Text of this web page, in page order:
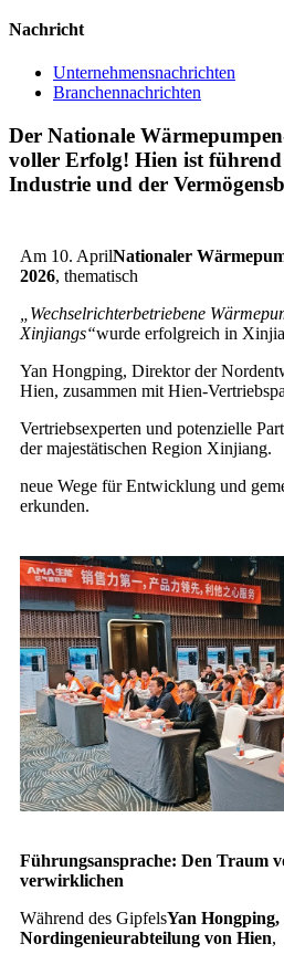
Nachricht
Unternehmensnachrichten
Branchennachrichten
Der Nationale
voller Erfolg! Hien ist
Industrie und der
Am 10. AprilNationaler
2026, thematisch
„Wechselrichterbetriebene
Xinjiangs“wurde erfolgreich in
Yan Hongping, Direktor der
Hien, zusammen mit Hien-
Vertriebsexperten und potenzielle
der majestätischen Region Xinjiang.
neue Wege für Entwicklung und
erkunden.
Führungsansprache: Den Traum
verwirklichen
Während des GipfelsYan
Nordingenieurabteilung von Hien,